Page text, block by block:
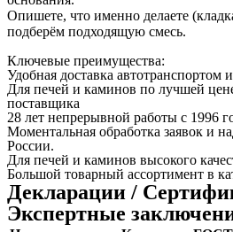
Опишете, что именно делаете
подберём подходящую смесь.
Ключевые преимущества:
Удобная доставка автотранспортом
Для печей и каминов по лучшей
поставщика
28 лет непрерывной работы с 1996
Моментальная обработка заявок и
России.
Для печей и каминов высокого
Большой товарный ассортимент в
Декларации /
Экспертные